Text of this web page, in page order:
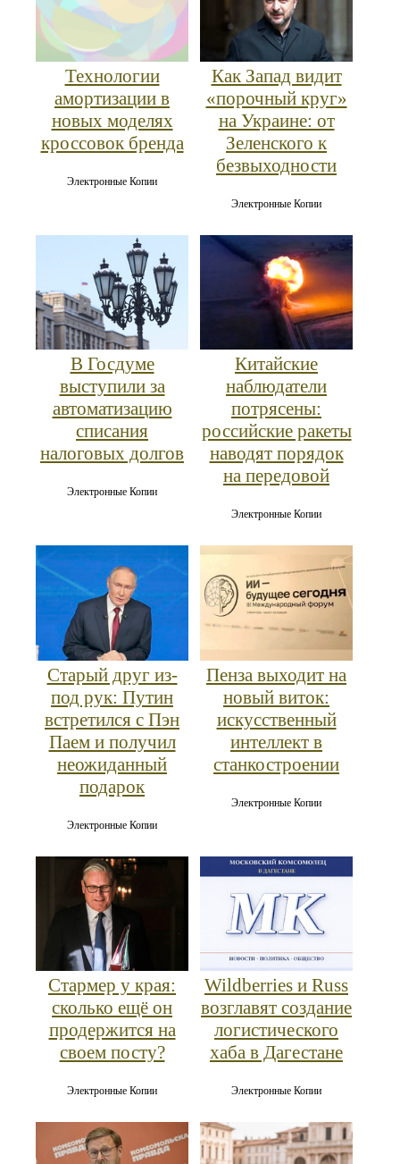
Технологии
амортизации в
новых моделях
кроссовок бренда
Электронные Копии
Как Запад видит
«порочный круг»
на Украине: от
Зеленского к
безвыходности
Электронные Копии
В Госдуме
выступили за
автоматизацию
списания
налоговых долгов
Электронные Копии
Китайские
наблюдатели
потрясены:
российские ракеты
наводят порядок
на передовой
Электронные Копии
Старый друг из-
под рук: Путин
встретился с Пэн
Паем и получил
неожиданный
подарок
Электронные Копии
Пенза выходит на
новый виток:
искусственный
интеллект в
станкостроении
Электронные Копии
Стармер у края:
сколько ещё он
продержится на
своем посту?
Электронные Копии
Wildberries и Russ
возглавят создание
логистического
хаба в Дагестане
Электронные Копии